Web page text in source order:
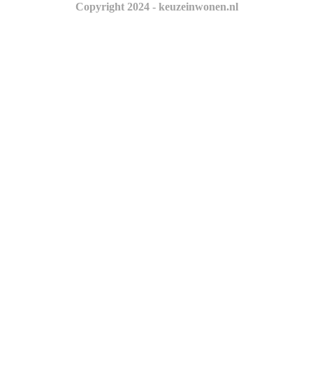
Copyright 2024 - keuzeinwonen.nl